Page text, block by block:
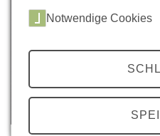
Notwendige Cookies